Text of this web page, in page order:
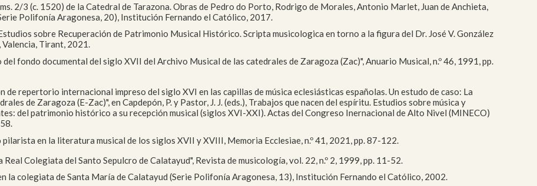
2/3 (c. 1520) de la Catedral de Tarazona. Obras de Pedro do Porto, Rodrigo de Morales, Antonio Marlet, Juan de Anchieta,
Polifonía Aragonesa, 20), Institución Fernando el Católico, 2017.
sobre Recuperación de Patrimonio Musical Histórico. Scripta musicologica en torno a la figura del Dr. José V. González
Tirant, 2021.
fondo documental del siglo XVII del Archivo Musical de las catedrales de Zaragoza (Zac)", Anuario Musical, n.º 46, 1991, pp.
de repertorio internacional impreso del siglo XVI en las capillas de música eclesiásticas españolas. Un estudo de caso: La
de Zaragoza (E-Zac)", en Capdepón, P. y Pastor, J. J. (eds.), Trabajos que nacen del espíritu. Estudios sobre música y
del patrimonio histórico a su recepción musical (siglos XVI-XXI). Actas del Congreso Inernacional de Alto Nivel (MINECO)
en la literatura musical de los siglos XVII y XVIII, Memoria Ecclesiae, n.º 41, 2021, pp. 87-122.
Real Colegiata del Santo Sepulcro de Calatayud", Revista de musicología, vol. 22, n.º 2, 1999, pp. 11-52.
la colegiata de Santa María de Calatayud (Serie Polifonía Aragonesa, 13), Institución Fernando el Católico, 2002.